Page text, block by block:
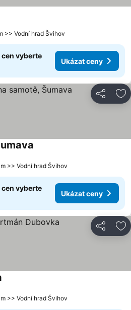
>> Vodní hrad Švihov
vyberte
Ukázat ceny
Sdílet
>> Vodní hrad Švihov
vyberte
Ukázat ceny
Sdílet
>> Vodní hrad Švihov